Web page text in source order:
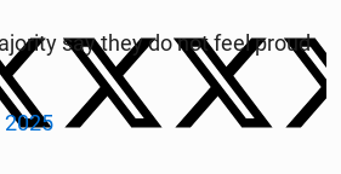
say they do not feel proud
2025